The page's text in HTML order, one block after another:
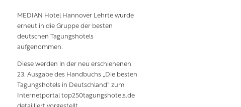
MEDIAN Hotel Hannover Lehrte wurde
erneut in die Gruppe der besten
deutschen Tagungshotels
aufgenommen.
Diese werden in der neu erschienenen
23. Ausgabe des Handbuchs „Die besten
Tagungshotels in Deutschland“ zum
Internetportal top250tagungshotels.de